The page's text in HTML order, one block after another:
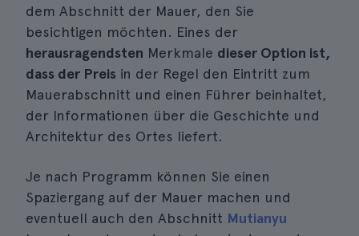
dem Abschnitt der Mauer, den Sie
besichtigen möchten. Eines der
herausragendsten Merkmale dieser Option ist,
dass der Preis in der Regel den Eintritt zum
Mauerabschnitt und einen Führer beinhaltet,
der Informationen über die Geschichte und
Architektur des Ortes liefert.
Je nach Programm können Sie einen
Spaziergang auf der Mauer machen und
eventuell auch den Abschnitt Mutianyu